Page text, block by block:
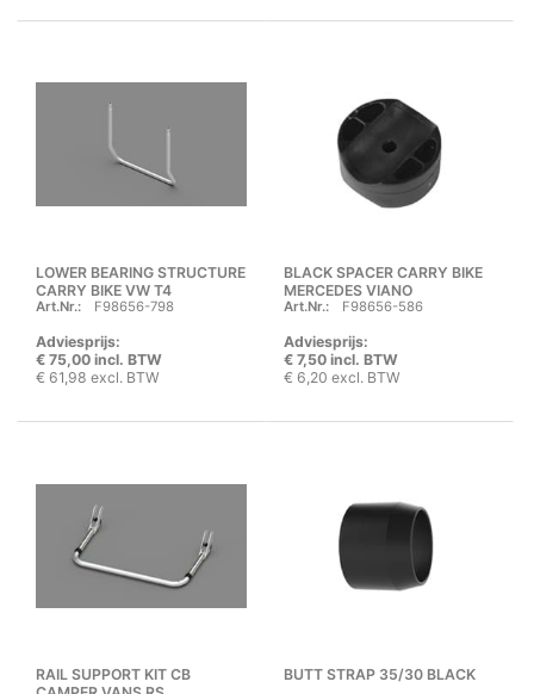
LOWER BEARING STRUCTURE
CARRY BIKE VW T4
Art.Nr.: F98656-798
Adviesprijs:
€ 75,00 incl. BTW
€ 61,98 excl. BTW
BLACK SPACER CARRY BIKE
MERCEDES VIANO
Art.Nr.: F98656-586
Adviesprijs:
€ 7,50 incl. BTW
€ 6,20 excl. BTW
RAIL SUPPORT KIT CB
BUTT STRAP 35/30 BLACK